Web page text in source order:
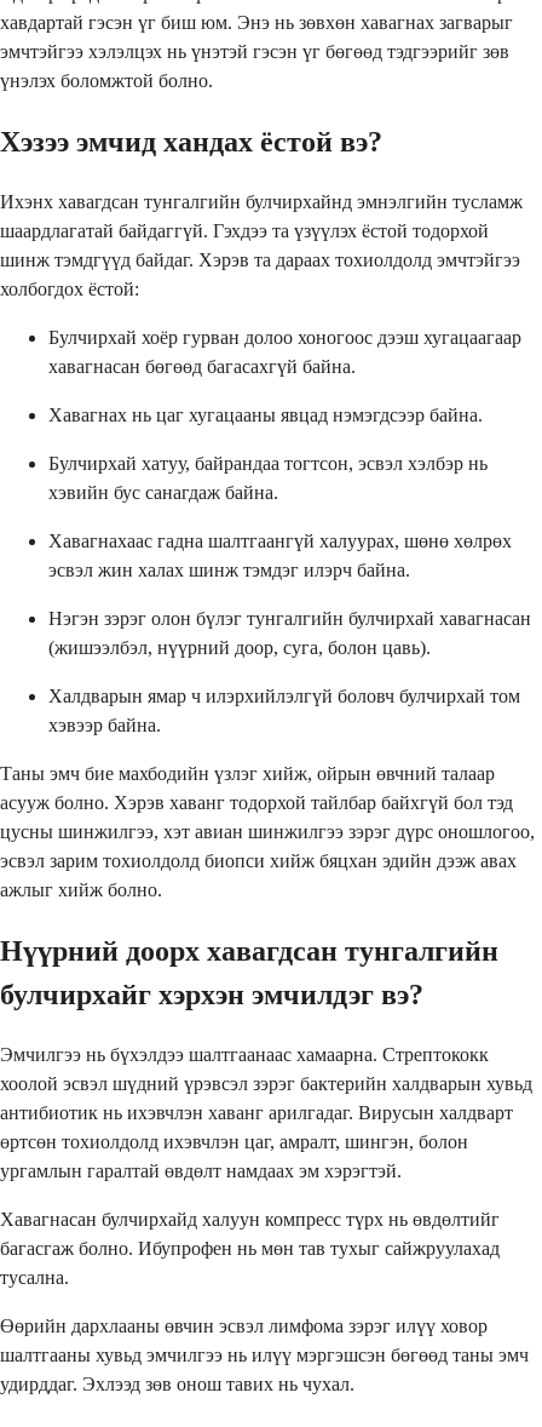
хавдартай гэсэн үг биш юм. Энэ нь зөвхөн хавагнах загварыг
эмчтэйгээ хэлэлцэх нь үнэтэй гэсэн үг бөгөөд тэдгээрийг зөв
үнэлэх боломжтой болно.
Хэзээ эмчид хандах ёстой вэ?
Ихэнх хавагдсан тунгалгийн булчирхайнд эмнэлгийн тусламж
шаардлагатай байдаггүй. Гэхдээ та үзүүлэх ёстой тодорхой
шинж тэмдгүүд байдаг. Хэрэв та дараах тохиолдолд эмчтэйгээ
холбогдох ёстой:
Булчирхай хоёр гурван долоо хоногоос дээш хугацаагаар
хавагнасан бөгөөд багасахгүй байна.
Хавагнах нь цаг хугацааны явцад нэмэгдсээр байна.
Булчирхай хатуу, байрандаа тогтсон, эсвэл хэлбэр нь
хэвийн бус санагдаж байна.
Хавагнахаас гадна шалтгаангүй халуурах, шөнө хөлрөх
эсвэл жин халах шинж тэмдэг илэрч байна.
Нэгэн зэрэг олон бүлэг тунгалгийн булчирхай хавагнасан
(жишээлбэл, нүүрний доор, суга, болон цавь).
Халдварын ямар ч илэрхийлэлгүй боловч булчирхай том
хэвээр байна.
Таны эмч бие махбодийн үзлэг хийж, ойрын өвчний талаар
асууж болно. Хэрэв хаванг тодорхой тайлбар байхгүй бол тэд
цусны шинжилгээ, хэт авиан шинжилгээ зэрэг дүрс оношлогоо,
эсвэл зарим тохиолдолд биопси хийж бяцхан эдийн дээж авах
ажлыг хийж болно.
Нүүрний доорх хавагдсан тунгалгийн
булчирхайг хэрхэн эмчилдэг вэ?
Эмчилгээ нь бүхэлдээ шалтгаанаас хамаарна. Стрептококк
хоолой эсвэл шүдний үрэвсэл зэрэг бактерийн халдварын хувьд
антибиотик нь ихэвчлэн хаванг арилгадаг. Вирусын халдварт
өртсөн тохиолдолд ихэвчлэн цаг, амралт, шингэн, болон
ургамлын гаралтай өвдөлт намдаах эм хэрэгтэй.
Хавагнасан булчирхайд халуун компресс түрх нь өвдөлтийг
багасгаж болно. Ибупрофен нь мөн тав тухыг сайжруулахад
тусална.
Өөрийн дархлааны өвчин эсвэл лимфома зэрэг илүү ховор
шалтгааны хувьд эмчилгээ нь илүү мэргэшсэн бөгөөд таны эмч
удирддаг. Эхлээд зөв онош тавих нь чухал.